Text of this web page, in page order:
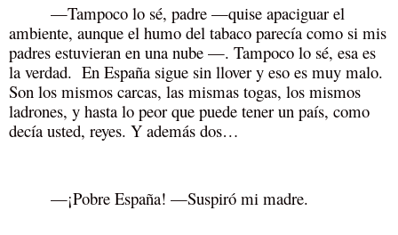
—Tampoco lo sé, padre —quise apaciguar el
ambiente, aunque el humo del tabaco parecía como si mis
padres estuvieran en una nube —. Tampoco lo sé, esa es
la verdad. En España sigue sin llover y eso es muy malo.
Son los mismos carcas, las mismas togas, los mismos
ladrones, y hasta lo peor que puede tener un país, como
decía usted, reyes. Y además dos…
—¡Pobre España! —Suspiró mi madre.